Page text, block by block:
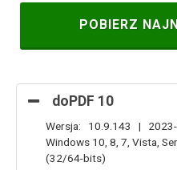
POBIERZ
doPDF 10
Wersja: 10.9.143 |
Windows 10, 8, 7, Vista,
(32/64-bits)